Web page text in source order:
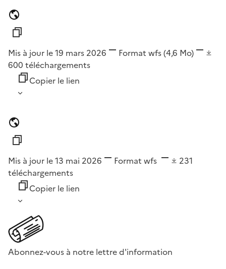
Mis à jour le 19 mars 2026 Format wfs(4,6 Mo)
600 téléchargements
Copier le lien
Mis à jour le 13 mai 2026 Format wfs
231
téléchargements
Copier le lien
Abonnez-vous à notre lettre d'information